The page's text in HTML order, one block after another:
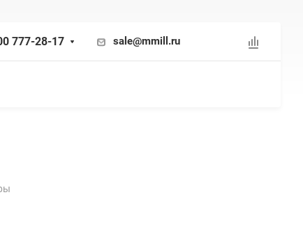
777-28-17 sale@mmill.ru